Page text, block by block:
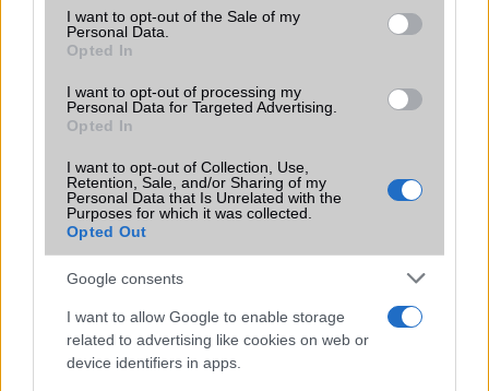
consent section.
I want to opt-out of the Sale of my
Personal Data.
Opted In
I want to opt-out of processing my
Personal Data for Targeted Advertising.
Opted In
I want to opt-out of Collection, Use,
Retention, Sale, and/or Sharing of my
Personal Data that Is Unrelated with the
Purposes for which it was collected.
Opted Out
Google consents
I want to allow Google to enable storage
related to advertising like cookies on web or
device identifiers in apps.
Flight mode Van
Terület
Funkciók Ceruza támogatás!
Brand
Védelem Nincs
Limited Edition Nincs
SAR
1,09
N/A = Nincs adat. Legutóbbi frissítés: 2026-07-13 19:00:00